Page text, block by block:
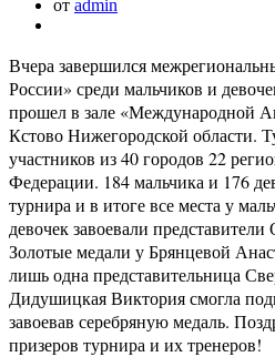
от admin
Вчера завершился
России» среди мальчиков и
прошел в зале «Международной
Кстово Нижегородской области.
участников из 40 городов 22
Федерации. 184 мальчика и 176
турнира и в итоге все места у
девочек завоевали
Золотые медали у Брянцевой
лишь одна представительница
Дидушицкая Виктория смогла
завоевав серебряную медаль.
призеров турнира и их тренеров!